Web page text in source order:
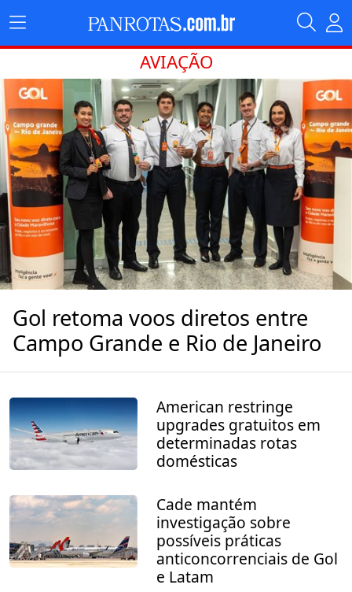
AVIAÇÃO
Gol retoma voos diretos entre
Campo Grande e Rio de Janeiro
American restringe
upgrades gratuitos em
determinadas rotas
domésticas
Cade mantém
investigação sobre
possíveis práticas
anticoncorrenciais de Gol
e Latam